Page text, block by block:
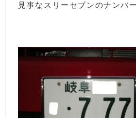
見事なスリーセブンのナンバ